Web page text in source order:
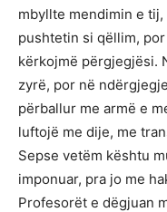
mbyllte mendimin e
pushtetin si qëllim,
kërkojmë përgjegjësi.
zyrë, por në
përballur me armë e
luftojë me dije, me
Sepse vetëm kështu
imponuar, pra jo me
Profesorët e dëgjuan